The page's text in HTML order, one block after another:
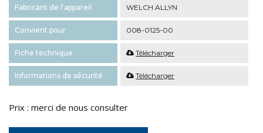
Fabricant de l'appareil WELCH ALLYN
Convient pour 008-0125-00
Fiche technique Télécharger
Informations de sécurité Télécharger
Prix : merci de nous consulter